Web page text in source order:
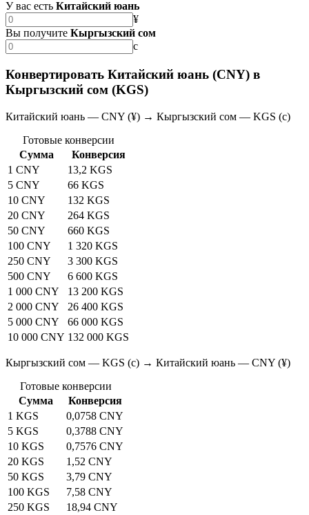
У вас есть Китайский юань
¥
Вы получите Кыргызский сом
с
Конвертировать Китайский юань (CNY) в
Кыргызский сом (KGS)
Китайский юань — CNY (¥) → Кыргызский сом — KGS (с)
Готовые конверсии
Сумма
Конверсия
1 CNY
13,2 KGS
5 CNY
66 KGS
10 CNY
132 KGS
20 CNY
264 KGS
50 CNY
660 KGS
100 CNY
1 320 KGS
250 CNY
3 300 KGS
500 CNY
6 600 KGS
1 000 CNY
13 200 KGS
2 000 CNY
26 400 KGS
5 000 CNY
66 000 KGS
10 000 CNY 132 000 KGS
Кыргызский сом — KGS (с) → Китайский юань — CNY (¥)
Готовые конверсии
Сумма
Конверсия
1 KGS
0,0758 CNY
5 KGS
0,3788 CNY
10 KGS
0,7576 CNY
20 KGS
1,52 CNY
50 KGS
3,79 CNY
100 KGS
7,58 CNY
250 KGS
18,94 CNY